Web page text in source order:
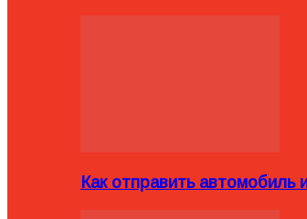
Как отправить